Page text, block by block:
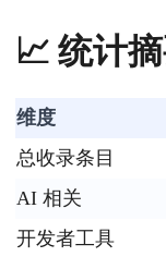
📈 统计
维度
总收录条目
AI 相关
开发者工具